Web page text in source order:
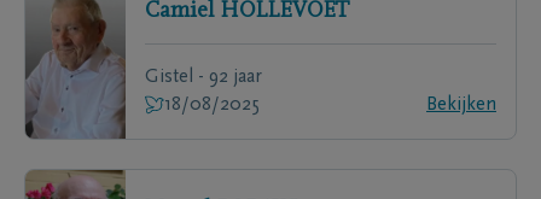
Camiel HOLLEVOET
Gistel - 92 jaar
18/08/2025
Bekijken